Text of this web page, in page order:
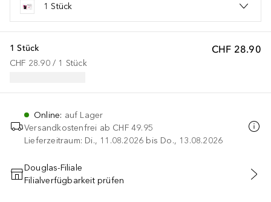
1 Stück
CHF 28.90
1 Stück
CHF 28.90 / 1 Stück
Online: auf Lager
Versandkostenfrei ab CHF 49.95
Lieferzeitraum: Di., 11.08.2026 bis Do., 13.08.2026
IN DEN WARENKORB
Douglas-Filiale
Filialverfügbarkeit prüfen